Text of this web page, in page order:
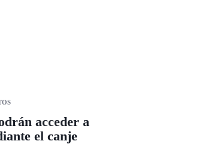
acceder a
el canje